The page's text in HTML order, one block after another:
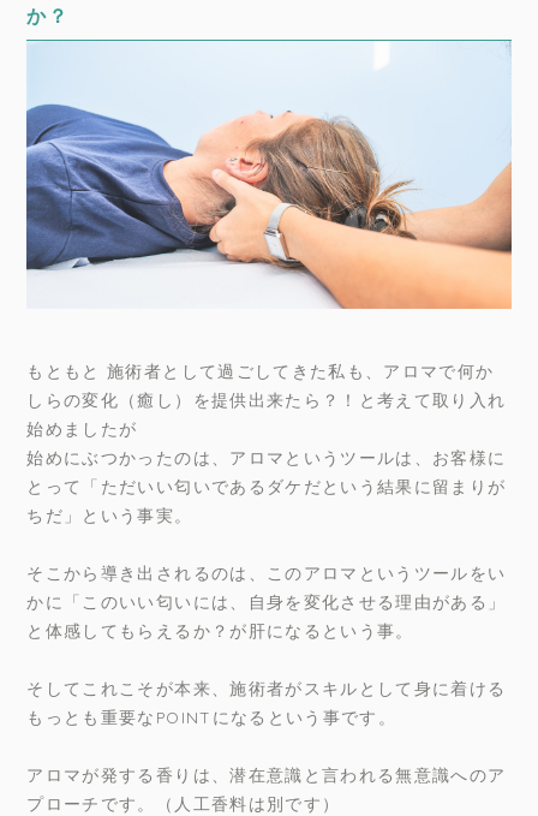
か？
もともと 施術者として過ごしてきた私も、アロマで何か
しらの変化（癒し）を提供出来たら？！と考えて取り入れ
始めましたが
始めにぶつかったのは、アロマというツールは、お客様に
とって「ただいい匂いであるダケだという結果に留まりが
ちだ」という事実。
そこから導き出されるのは、このアロマというツールをい
かに「このいい匂いには、自身を変化させる理由がある」
と体感してもらえるか？が肝になるという事。
そしてこれこそが本来、施術者がスキルとして身に着ける
もっとも重要なPOINTになるという事です。
アロマが発する香りは、潜在意識と言われる無意識へのア
プローチです。（人工香料は別です）